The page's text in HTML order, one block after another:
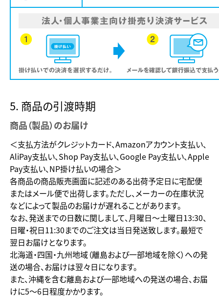
5. 商品の引渡時期
商品（製品）のお届け
＜支払方法がクレジットカード、Amazonアカウント支払い、
AliPay支払い、Shop Pay支払い、Google Pay支払い、Apple
Pay支払い、NP掛け払いの場合＞
各商品の商品販売画面に記述のある出荷予定日に宅配便
またはメール便で出荷します。ただし、メーカーの在庫状況
などによって製品のお届けが遅れることがあります。
なお、発送までの日数に関しまして、月曜日～土曜日13:30、
日曜・祝日11:30までのご注文は当日発送致します。最短で
翌日お届けとなります。
北海道・四国・九州地域（離島および一部地域を除く）への発
送の場合、お届けは翌々日になります。
また、沖縄を含む離島および一部地域への発送の場合、お届
けに5～6日程度かかります。